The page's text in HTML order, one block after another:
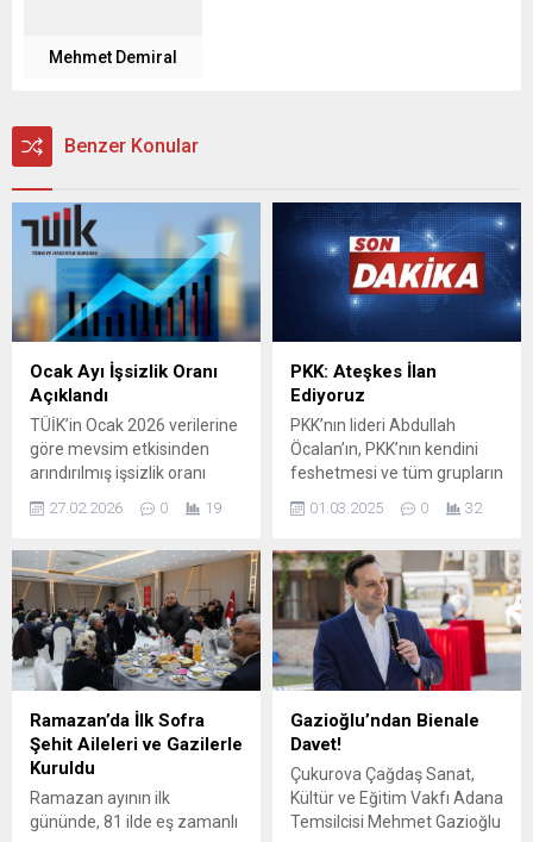
Mehmet Demiral
Benzer Konular
Ocak Ayı İşsizlik Oranı
Açıklandı
TÜİK’in Ocak 2026 verilerine
göre mevsim etkisinden
arındırılmış işsizlik oranı
73 bin artarak 2 milyon 819
azaldı, istihdam oranı
%47,9’a geriledi. Genç
işsizlik %14,3, atıl işgücü
oranı ise %29,9 olarak
kaydedildi.
27.02.2026 0 19
PKK: Ateşkes İlan
Ediyoruz
PKK’nın lideri Abdullah
Öcalan’ın, PKK’nın kendini
feshetmesi ve tüm grupların
yönündeki açıklamasından
Komitesi, Abdullah Öcalan’ın
çağrısına katıldıklarını ve
gereklerini yerine
getireceklerini belirtti. PKK
Yürütme Komitesi yaptığı
açıklamada, bugünden
itibaren geçerli olmak üzere
ateşkes ilan ettiklerini
hiçbir silahlı gücün eylem
yapmayacağını vurgulandı.
PKK...
01.03.2025 0 32
Ramazan’da İlk Sofra
Şehit Aileleri ve Gazilerle
Kuruldu
Ramazan ayının ilk
gününde, 81 ilde eş zamanlı
Gazioğlu’ndan Bienale
Davet!
Çukurova Çağdaş Sanat,
Kültür ve Eğitim Vakfı Adana
Temsilcisi Mehmet Gazioğlu